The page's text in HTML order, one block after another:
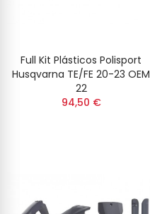
Full Kit Plásticos Polisport
Husqvarna TE/FE 20-23 OEM
22
94,50 €